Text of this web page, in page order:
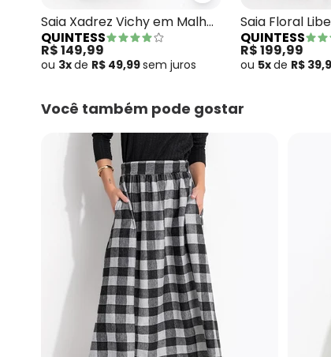
Saia Xadrez Vichy em Malha
Flanela
QUINTESS
R$ 149,99
ou 3xde R$ 49,99sem juros
Saia Floral
QUINTESS
R$ 199,99
ou 5xde R$
Você também pode gostar